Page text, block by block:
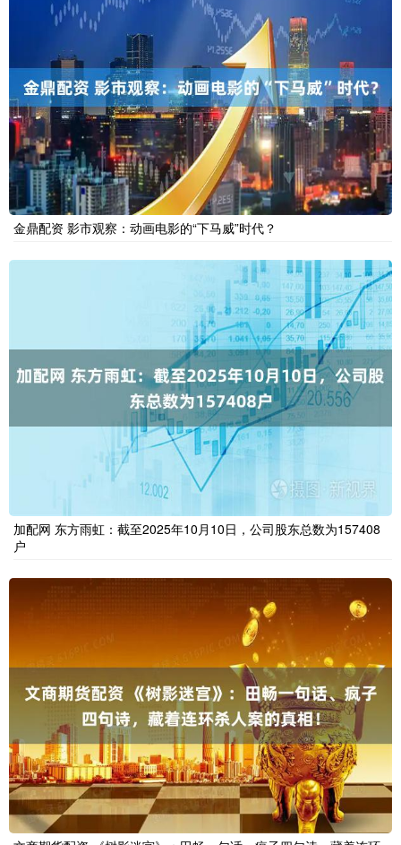
金鼎配资 影市观察：动画电影的“下马威”时代？
加配网 东方雨虹：截至2025年10月10日，公司股东总数为157408
户